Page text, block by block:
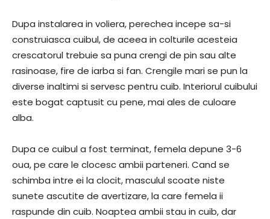
Dupa instalarea in voliera, perechea incepe sa-si
construiasca cuibul, de aceea in colturile acesteia
crescatorul trebuie sa puna crengi de pin sau alte
rasinoase, fire de iarba si fan. Crengile mari se pun la
diverse inaltimi si servesc pentru cuib. Interiorul cuibului
este bogat captusit cu pene, mai ales de culoare
alba.
Dupa ce cuibul a fost terminat, femela depune 3-6
oua, pe care le clocesc ambii parteneri. Cand se
schimba intre ei la clocit, masculul scoate niste
sunete ascutite de avertizare, la care femela ii
raspunde din cuib. Noaptea ambii stau in cuib, dar